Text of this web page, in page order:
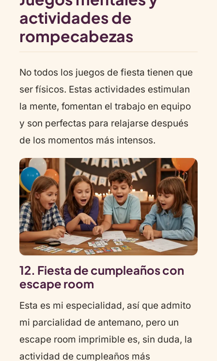
actividades de
rompecabezas
No todos los juegos de fiesta tienen que
ser físicos. Estas actividades estimulan
la mente, fomentan el trabajo en equipo
y son perfectas para relajarse después
de los momentos más intensos.
12. Fiesta de cumpleaños con
escape room
Esta es mi especialidad, así que admito
mi parcialidad de antemano, pero un
escape room imprimible es, sin duda, la
actividad de cumpleaños más